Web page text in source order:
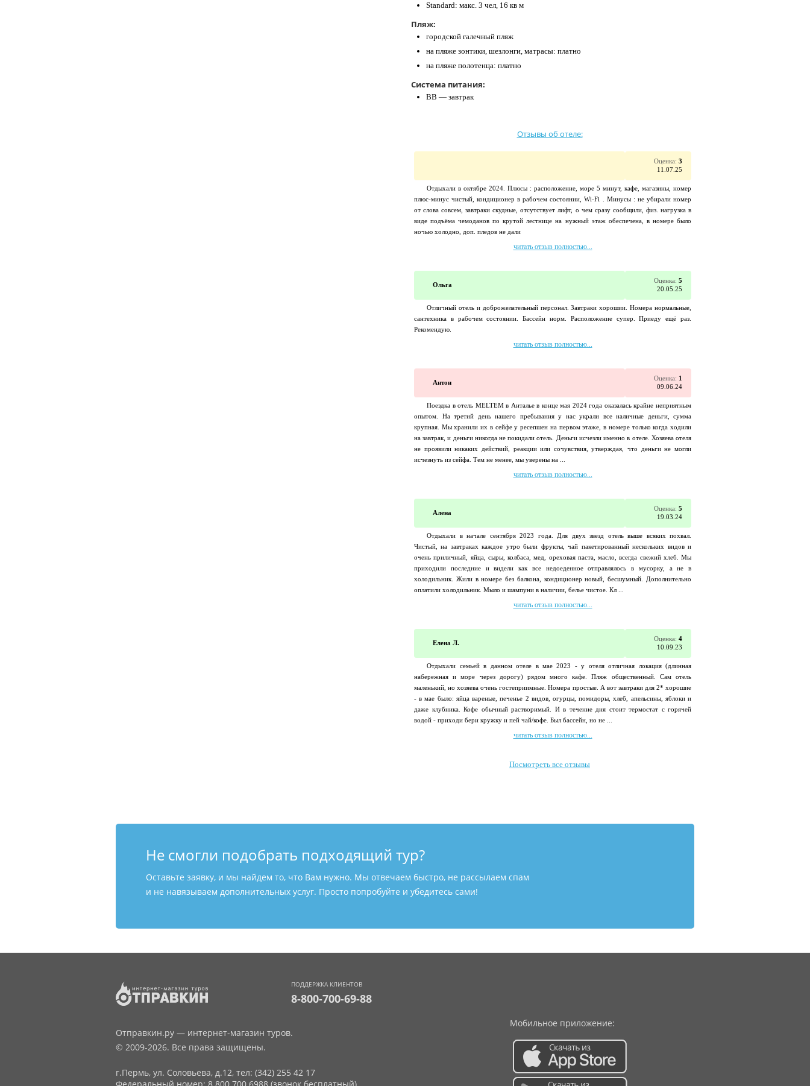
Standard: макс. 3 чел, 16 кв м
Пляж:
городской галечный пляж
на пляже зонтики, шезлонги, матрасы: платно
на пляже полотенца: платно
Система питания:
BB — завтрак
Отзывы об отеле:
Оценка: 3
11.07.25
Отдыхали в октябре 2024. Плюсы : расположение, море 5 минут, кафе, магазины, номер
плюс-минус чистый, кондиционер в рабочем состоянии, Wi-Fi . Минусы : не убирали номер
от слова совсем, завтраки скудные, отсутствует лифт, о чем сразу сообщили, физ. нагрузка в
виде подъёма чемоданов по крутой лестнице на нужный этаж обеспечена, в номере было
ночью холодно, доп. пледов не дали
читать отзыв полностью...
Ольга
Оценка: 5
20.05.25
Отличный отель и доброжелательный персонал. Завтраки хорошии. Номера нормальные,
сантехника в рабочем состоянии. Бассейн норм. Расположение супер. Приеду ещё раз.
Рекомендую.
читать отзыв полностью...
Антон
Оценка: 1
09.06.24
Поездка в отель MELTEM в Анталье в конце мая 2024 года оказалась крайне неприятным
опытом. На третий день нашего пребывания у нас украли все наличные деньги, сумма
крупная. Мы хранили их в сейфе у ресепшен на первом этаже, в номере только когда ходили
на завтрак, и деньги никогда не покидали отель. Деньги исчезли именно в отеле. Хозяева отеля
не проявили никаких действий, реакции или сочувствия, утверждая, что деньги не могли
исчезнуть из сейфа. Тем не менее, мы уверены на ...
читать отзыв полностью...
Алена
Оценка: 5
19.03.24
Отдыхали в начале сентября 2023 года. Для двух звезд отель выше всяких похвал.
Чистый, на завтраках каждое утро были фрукты, чай пакетированный нескольких видов и
очень приличный, яйца, сыры, колбаса, мед, ореховая паста, масло, всегда свежий хлеб. Мы
приходили последние и видели как все недоеденное отправлялось в мусорку, а не в
холодильник. Жили в номере без балкона, кондиционер новый, бесшумный. Дополнительно
оплатили холодильник. Мыло и шампуни в наличии, белье чистое. Кл ...
читать отзыв полностью...
Елена Л.
Оценка: 4
10.09.23
Отдыхали семьей в данном отеле в мае 2023 - у отеля отличная локация (длинная
набережная и море через дорогу) рядом много кафе. Пляж общественный. Сам отель
маленький, но хозяева очень гостеприимные. Номера простые. А вот завтраки для 2* хорошие
- в мае было: яйца вареные, печенье 2 видов, огурцы, помидоры, хлеб, апельсины, яблоки и
даже клубника. Кофе обычный растворимый. И в течение дня стоит термостат с горячей
водой - приходи бери кружку и пей чай/кофе. Был бассейн, но не ...
читать отзыв полностью...
Посмотреть все отзывы
Не смогли подобрать подходящий тур?
Оставьте заявку, и мы найдем то, что Вам нужно. Мы отвечаем быстро, не рассылаем спам
и не навязываем дополнительных услуг. Просто попробуйте и убедитесь сами!
ПОДДЕРЖКА КЛИЕНТОВ
8-800-700-69-88
Отправкин.ру — интернет-магазин туров.
© 2009-2026. Все права защищены.
г.Пермь, ул. Соловьева, д.12, тел: (342) 255 42 17
Мобильное приложение: